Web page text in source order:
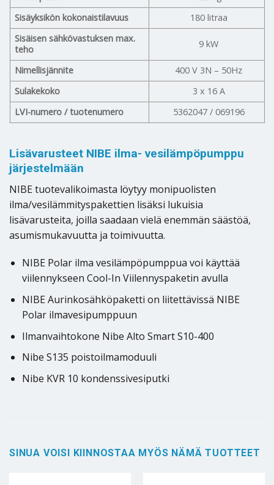
Sisäyksikön kokonaistilavuus
180 litraa
Sisäisen sähkövastuksen max.
teho
9 kW
Nimellisjännite
400 V 3N – 50Hz
Sulakekoko
3 x 16 A
LVI-numero / tuotenumero
5362047 / 069196
Lisävarusteet NIBE ilma- vesilämpöpumppu
järjestelmään
NIBE tuotevalikoimasta löytyy monipuolisten
ilma/vesilämmityspakettien lisäksi lukuisia
lisävarusteita, joilla saadaan vielä enemmän säästöä,
asumismukavuutta ja toimivuutta.
NIBE Polar ilma vesilämpöpumppua voi käyttää
viilennykseen Cool-In Viilennyspaketin avulla
NIBE Aurinkosähköpaketti on liitettävissä NIBE
Polar ilmavesipumppuun
Ilmanvaihtokone Nibe Alto Smart S10-400
Nibe S135 poistoilmamoduuli
Nibe KVR 10 kondenssivesiputki
SINUA VOISI KIINNOSTAA MYÖS NÄMÄ TUOTTEET